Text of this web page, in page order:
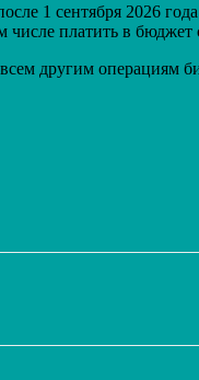
1 сентября 2026
числе платить в
другим